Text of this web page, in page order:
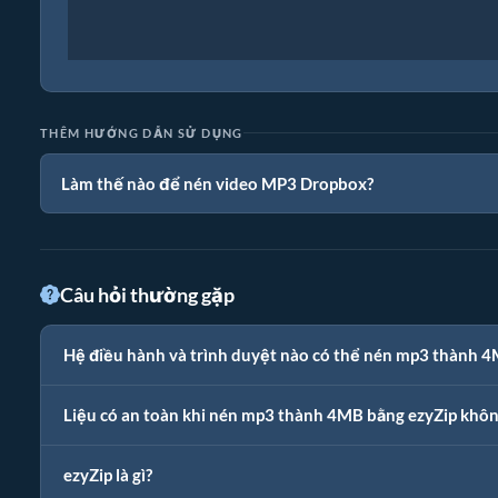
THÊM HƯỚNG DẪN SỬ DỤNG
Làm thế nào để nén video MP3 Dropbox?
Câu hỏi thường gặp
Hệ điều hành và trình duyệt nào có thể nén mp3 thành
Liệu có an toàn khi nén mp3 thành 4MB bằng ezyZip
ezyZip là gì?